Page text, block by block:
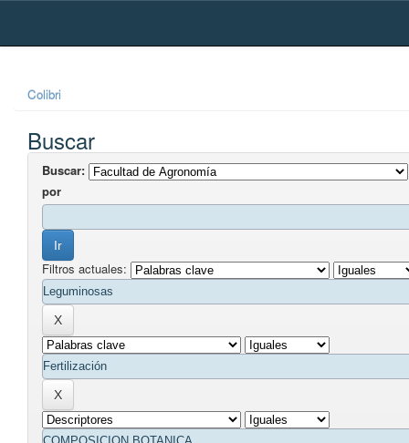
Skip
Colibri
Buscar
Buscar:
por
Filtros actuales: